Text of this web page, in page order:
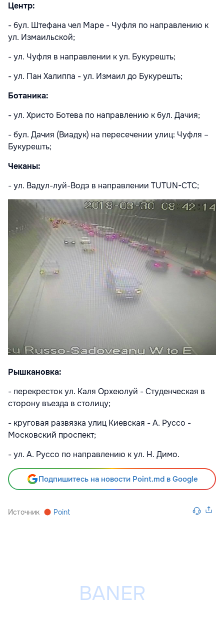
Центр:
- бул. Штефана чел Маре - Чуфля по направлению к
ул. Измаильской;
- ул. Чуфля в направлении к ул. Букурешть;
- ул. Пан Халиппа - ул. Измаил до Букурешть;
Ботаника:
- ул. Христо Ботева по направлению к бул. Дачия;
- бул. Дачия (Виадук) на пересечении улиц: Чуфля –
Букурешть;
Чеканы:
- ул. Вадул-луй-Водэ в направлении TUTUN-CTC;
Рышкановка:
- перекресток ул. Каля Орхеюлуй - Студенческая в
сторону въезда в столицу;
- круговая развязка улиц Киевская - А. Руссо -
Московский проспект;
- ул. А. Руссо по направлению к ул. Н. Димо.
Подпишитесь на новости Point.md в Google
Источник Point